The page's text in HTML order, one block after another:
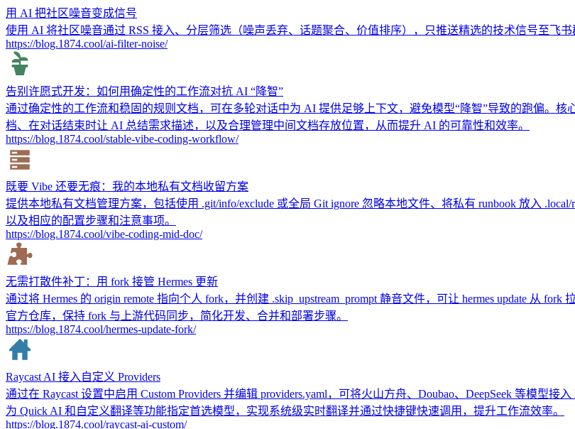
用 AI 把社区噪音变成信号
使用 AI 将社区噪音通过 RSS 接入、分层筛选（噪声丢弃、话题聚合、价值排序），只推送精选的技术信号至飞
https://blog.1874.cool/ai-filter-noise/
告别许愿式开发：如何用确定性的工作流对抗 AI “降智”
通过确定性的工作流和稳固的规则文档，可在多轮对话中为 AI 提供足够上下文，避免模型“降智”导致的跑偏。
档、在对话结束时让 AI 总结需求描述，以及合理管理中间文档存放位置，从而提升 AI 的可靠性和效率。
https://blog.1874.cool/stable-vibe-coding-workflow/
既要 Vibe 还要无痕：我的本地私有文档收留方案
提供本地私有文档管理方案，包括使用 .git/info/exclude 或全局 Git ignore 忽略本地文件、将私有 runbook 放入
以及相应的配置步骤和注意事项。
https://blog.1874.cool/vibe-coding-mid-doc/
无需打散件补丁：用 fork 接管 Hermes 更新
通过将 Hermes 的 origin remote 指向个人 fork，并创建 .skip_upstream_prompt 静音文件，可让 hermes update 从
官方仓库，保持 fork 与上游代码同步，简化开发、合并和部署步骤。
https://blog.1874.cool/hermes-update-fork/
Raycast AI 接入自定义 Providers
通过在 Raycast 设置中启用 Custom Providers 并编辑 providers.yaml，可将火山方舟、Doubao、DeepSeek 等模型
为 Quick AI 和自定义翻译等功能指定首选模型，实现系统级实时翻译并通过快捷键快速调用，提升工作流效率。
https://blog.1874.cool/raycast-ai-custom/